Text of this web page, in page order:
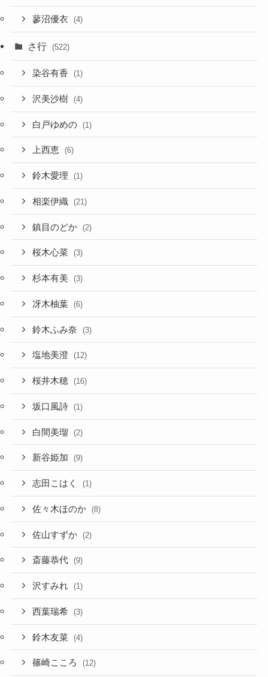
蓼沼優衣 (4)
さ行 (522)
染谷有香 (1)
沢美沙樹 (4)
白戸ゆめの (1)
上西恵 (6)
鈴木愛理 (1)
相楽伊織 (21)
鎮目のどか (2)
桜木心菜 (3)
杉本有美 (3)
冴木柚葉 (6)
鈴木ふみ奈 (3)
塩地美澄 (12)
桜井木穂 (16)
坂口風詩 (1)
白間美瑠 (2)
新谷姫加 (9)
志田こはく (1)
佐々木ほのか (8)
佐山すずか (2)
斎藤恭代 (9)
沢すみれ (1)
西葉瑞希 (3)
鈴木友菜 (4)
篠崎こころ (12)